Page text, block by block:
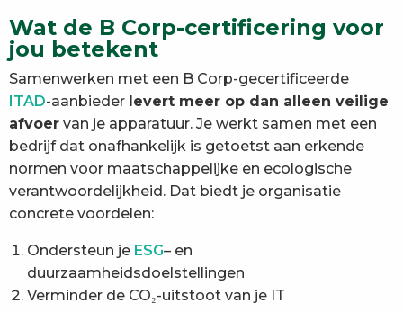
Wat de B Corp-certificering voor
jou betekent
Samenwerken met een B Corp-gecertificeerde
ITAD-aanbieder levert meer op dan alleen veilige
afvoer van je apparatuur. Je werkt samen met een
bedrijf dat onafhankelijk is getoetst aan erkende
normen voor maatschappelijke en ecologische
verantwoordelijkheid. Dat biedt je organisatie
concrete voordelen:
Ondersteun je ESG– en
duurzaamheidsdoelstellingen
Verminder de CO₂-uitstoot van je IT